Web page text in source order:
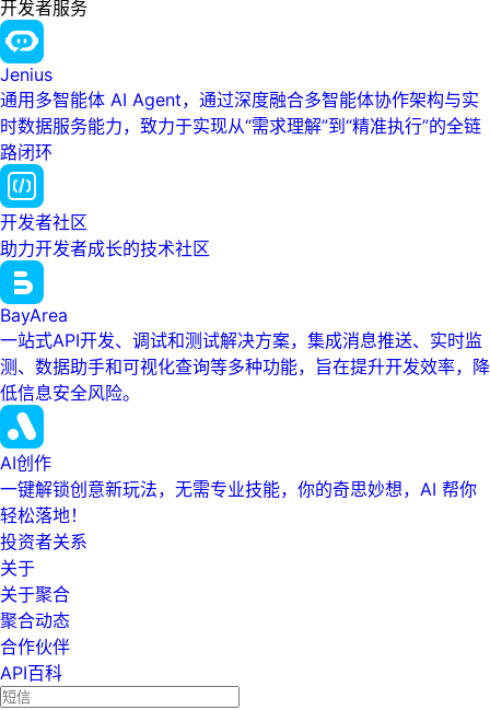
开发者服务
Jenius
通用多智能体 AI Agent，通过深度融合多智能体协作架构与实
时数据服务能力，致力于实现从“需求理解”到“精准执行”的全链
路闭环
开发者社区
助力开发者成长的技术社区
BayArea
一站式API开发、调试和测试解决方案，集成消息推送、实时监
测、数据助手和可视化查询等多种功能，旨在提升开发效率，降
低信息安全风险。
AI创作
一键解锁创意新玩法，无需专业技能，你的奇思妙想，AI 帮你
轻松落地！
投资者关系
关于
关于聚合
聚合动态
合作伙伴
API百科